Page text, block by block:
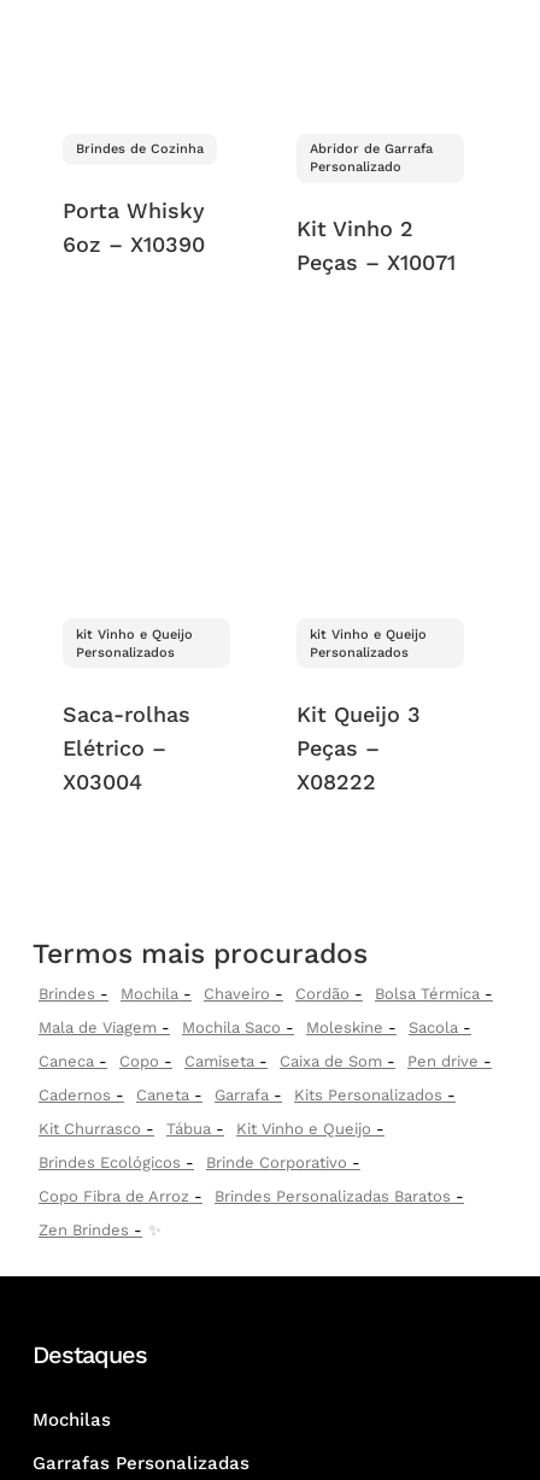
Brindes de Cozinha
Porta Whisky
6oz – X10390
Abridor de Garrafa
Personalizado
Kit Vinho 2
Peças – X10071
kit Vinho e Queijo
Personalizados
Saca-rolhas
Elétrico –
X03004
kit Vinho e Queijo
Personalizados
Kit Queijo 3
Peças –
X08222
Termos mais procurados
Brindes Mochila Chaveiro Cordão
Bolsa Térmica
Mala de Viagem
Mochila Saco Moleskine
Sacola
Caneca
Copo Camiseta Caixa de Som
Pen drive
Cadernos
Caneta Garrafa
Kits Personalizados
Kit Churrasco
Tábua
Kit Vinho e Queijo
Brindes Ecológicos
Brinde Corporativo
Copo Fibra de Arroz
Brindes Personalizadas Baratos
Zen Brindes
✨
Destaques
Mochilas
Garrafas Personalizadas